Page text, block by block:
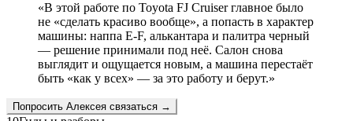
«В этой работе по Toyota FJ Cruiser главное было
не «сделать красиво вообще», а попасть в характер
машины: наппа E-F, алькантара и палитра черный
— решение принимали под неё. Салон снова
выглядит и ощущается новым, а машина перестаёт
быть «как у всех» — за это работу и берут.»
Попросить Алексея связаться →